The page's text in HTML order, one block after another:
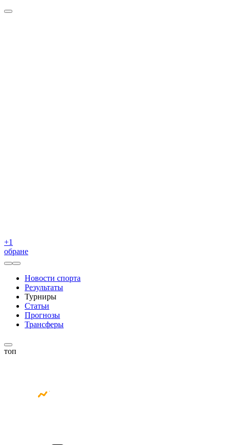
+1
обране
Новости спорта
Результаты
Турниры
Статьи
Прогнозы
Трансферы
топ